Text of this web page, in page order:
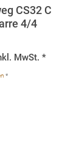
CS32 C
4/4
MwSt. *
*